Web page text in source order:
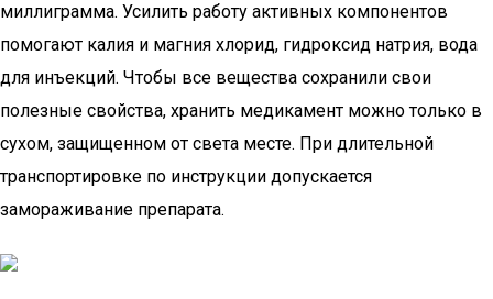
миллиграмма. Усилить работу активных компонентов
помогают калия и магния хлорид, гидроксид натрия, вода
для инъекций. Чтобы все вещества сохранили свои
полезные свойства, хранить медикамент можно только в
сухом, защищенном от света месте. При длительной
транспортировке по инструкции допускается
замораживание препарата.